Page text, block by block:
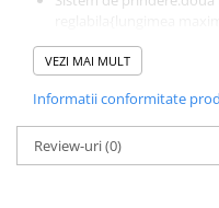
Dimensiuni:L=29
Produs lucrat manual,in
VEZI MAI MULT
Informatii conformitate
Review-uri(0)